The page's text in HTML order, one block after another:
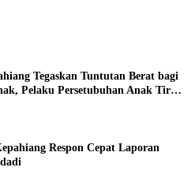
Tegaskan Tuntutan Berat bagi
Pelaku Persetubuhan Anak Tiri
Respon Cepat Laporan